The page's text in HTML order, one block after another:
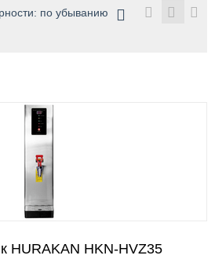
по убыванию
HURAKAN HKN-HVZ35